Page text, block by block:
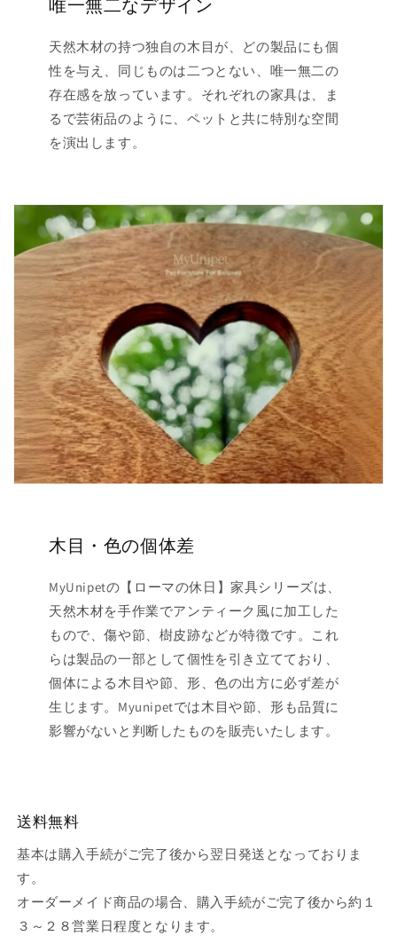
唯一無二なデザイン
天然木材の持つ独自の木目が、どの製品にも個
性を与え、同じものは二つとない、唯一無二の
存在感を放っています。それぞれの家具は、ま
るで芸術品のように、ペットと共に特別な空間
を演出します。
木目・色の個体差
MyUnipetの【ローマの休日】家具シリーズは、
天然木材を手作業でアンティーク風に加工した
もので、傷や節、樹皮跡などが特徴です。これ
らは製品の一部として個性を引き立てており、
個体による木目や節、形、色の出方に必ず差が
生じます。Myunipetでは木目や節、形も品質に
影響がないと判断したものを販売いたします。
送料無料
基本は購入手続がご完了後から翌日発送となっておりま
す。
オーダーメイド商品の場合、購入手続がご完了後から約１
３～２８営業日程度となります。